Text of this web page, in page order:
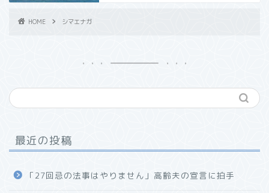
HOME シマエナガ
最近の投稿
「27回忌の法事はやりません」高齢夫の宣言に拍手